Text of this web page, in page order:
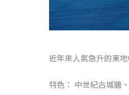
近年來人氣急升的東
特色： 中世紀古城牆